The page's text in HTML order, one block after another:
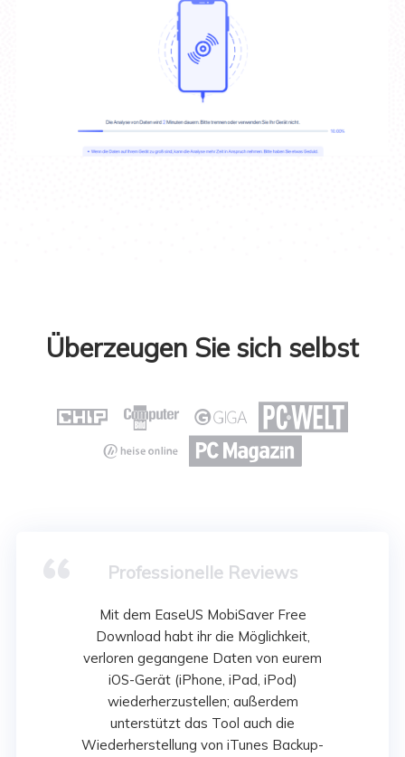
Überzeugen Sie sich selbst
   
 
Professionelle Reviews
Mit dem EaseUS MobiSaver Free
Download habt ihr die Möglichkeit,
verloren gegangene Daten von eurem
iOS-Gerät (iPhone, iPad, iPod)
wiederherzustellen; außerdem
unterstützt das Tool auch die
Wiederherstellung von iTunes Backup-